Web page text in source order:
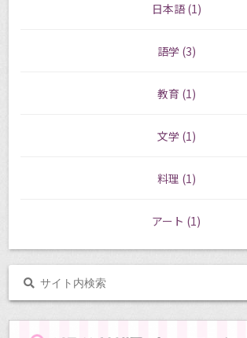
日本語(1)
語学 (3)
教育 (1)
文学 (1)
料理 (1)
アート (1)